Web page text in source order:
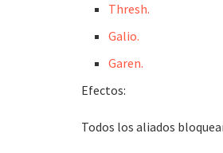
Thresh.
Galio.
Garen.
Efectos:
Todos los aliados